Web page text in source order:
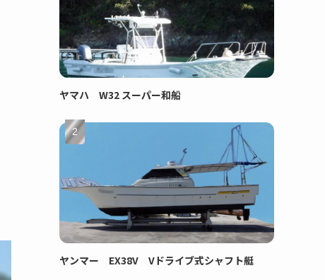
ヤマハ W32 スーパー和船
ヤンマー EX38V Vドライブ式シャフト艇